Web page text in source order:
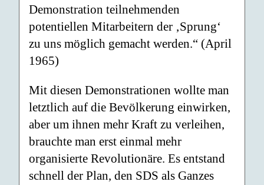
Demonstration teilnehmenden
potentiellen Mitarbeitern der ‚Sprung‘
zu uns möglich gemacht werden.“ (April
1965)
Mit diesen Demonstrationen wollte man
letztlich auf die Bevölkerung einwirken,
aber um ihnen mehr Kraft zu verleihen,
brauchte man erst einmal mehr
organisierte Revolutionäre. Es entstand
schnell der Plan, den SDS als Ganzes